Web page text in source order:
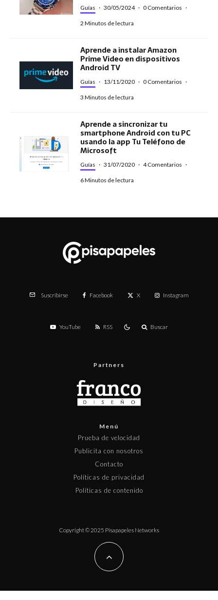
Guías · 30/05/2024 · 0 Comentarios ·
2 Minutos de lectura
Aprende a instalar Amazon
Prime Video en dispositivos
Android TV
Guías · 13/11/2020 · 0 Comentarios ·
3 Minutos de lectura
Aprende a sincronizar tu
smartphone Android con tu PC
usando la app Tu Teléfono de
Microsoft
Guías · 31/07/2020 · 4 Comentarios ·
6 Minutos de lectura
Suscribirse Facebook X Instagram
YouTube RSS Buscar
Partners
Menú
Prueba de velocidad
Publicita con nosotros
Contacto
Políticas de privacidad
Políticas de contenido
Copyright © 2025 Pisapapeles Networks